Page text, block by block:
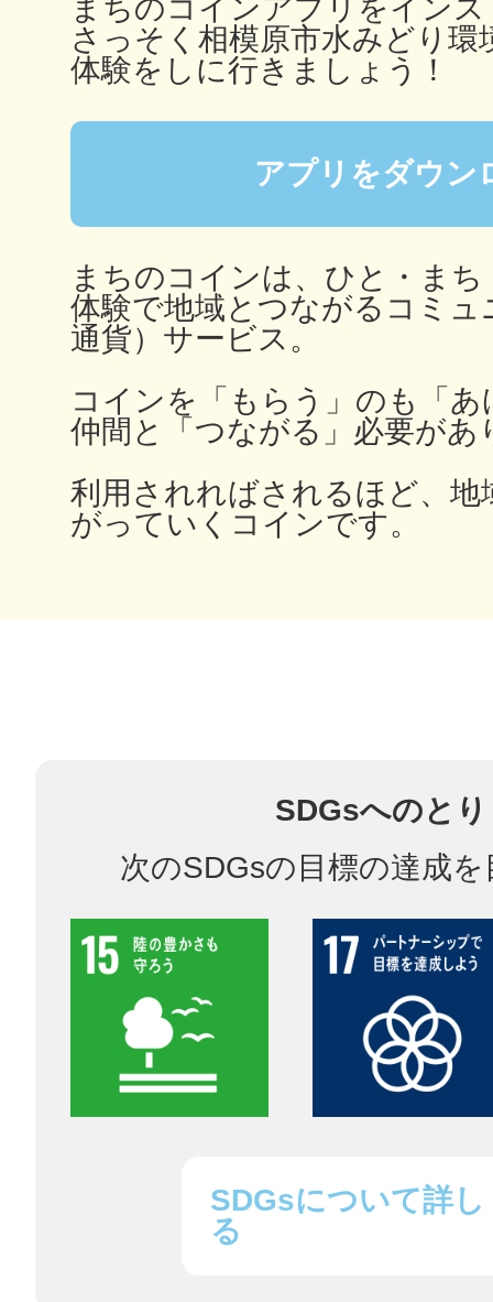
まちのコインアプリをイン
さっそく相模原市水みどり環
体験をしに行きましょう！
アプリをダウン
まちのコインは、ひと・ま
体験で地域とつながるコミュ
通貨）サービス。
コインを「もらう」のも「
仲間と「つながる」必要があ
利用されればされるほど、地
がっていくコインです。
SDGsへのと
次のSDGsの目標の達成
SDGsについて詳し
る
鎌倉
八女
滋賀県
まちのコイン
お知らせ
ヘルプ